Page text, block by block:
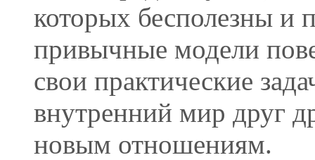
которых бесполезны
привычные модели
свои практические
внутренний мир друг
новым отношениям.